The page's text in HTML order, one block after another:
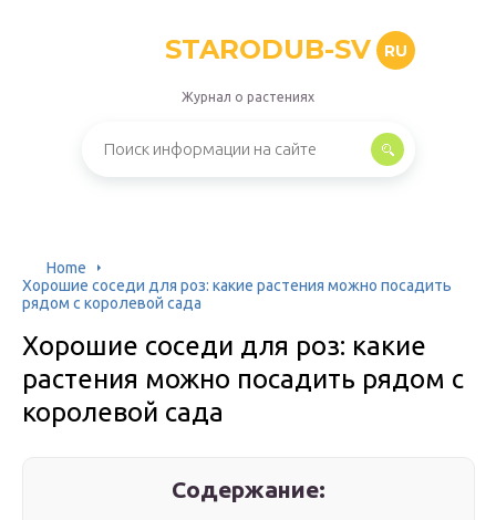
STARODUB-SV RU
Журнал о растениях
Home
Хорошие соседи для роз: какие растения можно посадить
рядом с королевой сада
Хорошие соседи для роз: какие
растения можно посадить рядом с
королевой сада
Содержание: